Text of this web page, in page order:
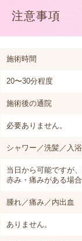
注意事項
施術時間
20〜30分程度
施術後の通院
必要ありません。
シャワー／洗髪／入
当日から可能ですが
赤み・痛みがある場
腫れ／痛み／内出血
ありません。